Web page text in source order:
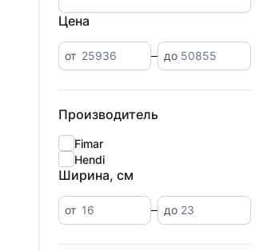
Цена
от до
Производитель
Fimar
Hendi
Ширина, см
от до